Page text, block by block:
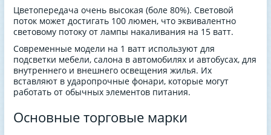
Цветопередача очень высокая (боле 80%). Световой
поток может достигать 100 люмен, что эквивалентно
световому потоку от лампы накаливания на 15 ватт.
Современные модели на 1 ватт используют для
подсветки мебели, салона в автомобилях и автобусах, для
внутреннего и внешнего освещения жилья. Их
вставляют в ударопрочные фонари, которые могут
работать от обычных элементов питания.
Основные торговые марки